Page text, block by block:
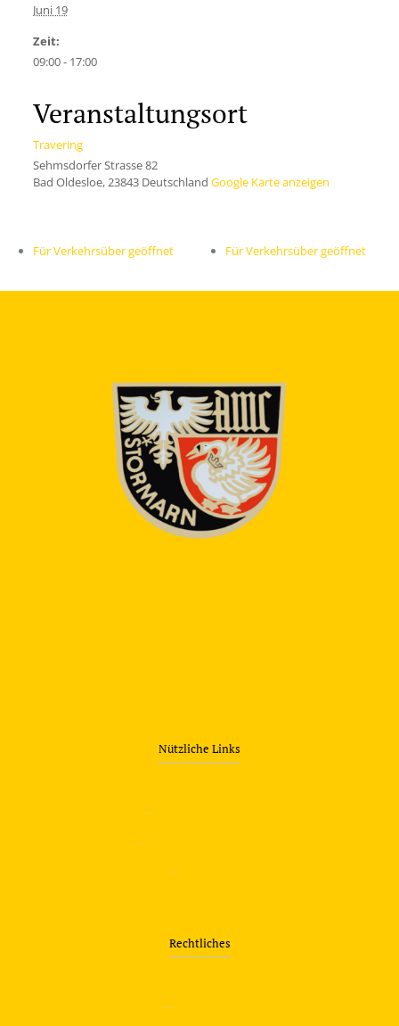
Juni 19
Zeit:
09:00 - 17:00
Veranstaltungsort
Travering
Sehmsdorfer Strasse 82
Bad Oldesloe, 23843 Deutschland Google Karte anzeigen
Für Verkehrsüber geöffnet Für Verkehrsüber geöffnet
Nützliche Links
—
—
—
Rechtliches
—